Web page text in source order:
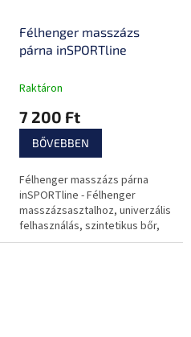
Félhenger masszázs
párna inSPORTline
Raktáron
7 200 Ft
BŐVEBBEN
Félhenger masszázs párna
inSPORTline - Félhenger
masszázsasztalhoz, univerzális
felhasználás, szintetikus bőr,
méret 15 x 65 cm, súly 0,28 kg.